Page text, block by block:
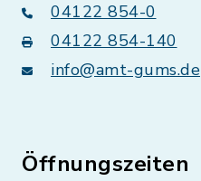
04122 854-0
04122 854-140
info@amt-gums.de
Öffnungszeiten